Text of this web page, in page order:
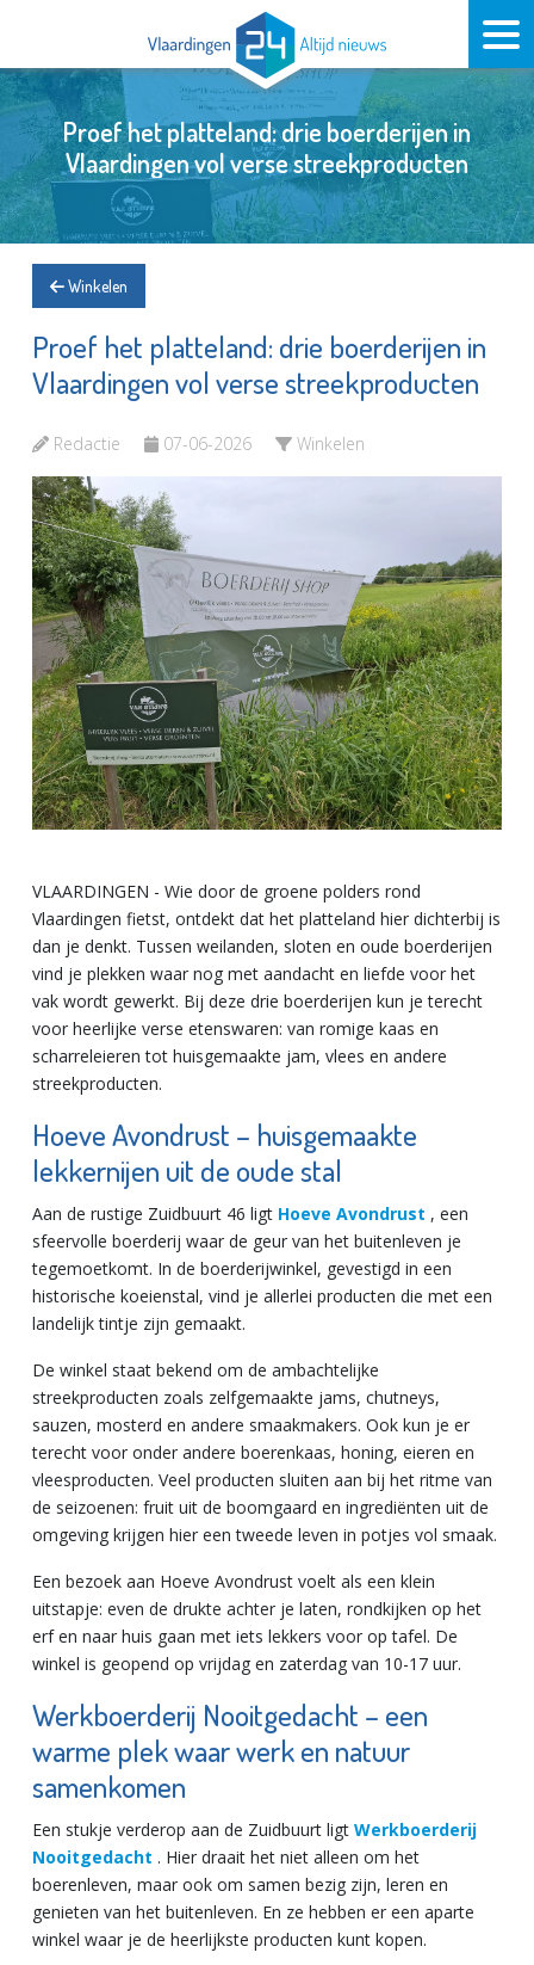
Proef het platteland: drie boerderijen in
Vlaardingen vol verse streekproducten
Winkelen
Proef het platteland: drie boerderijen in
Vlaardingen vol verse streekproducten
Redactie 07-06-2026 Winkelen
VLAARDINGEN - Wie door de groene polders rond
Vlaardingen fietst, ontdekt dat het platteland hier dichterbij is
dan je denkt. Tussen weilanden, sloten en oude boerderijen
vind je plekken waar nog met aandacht en liefde voor het
vak wordt gewerkt. Bij deze drie boerderijen kun je terecht
voor heerlijke verse etenswaren: van romige kaas en
scharreleieren tot huisgemaakte jam, vlees en andere
streekproducten.
Hoeve Avondrust – huisgemaakte
lekkernijen uit de oude stal
Aan de rustige Zuidbuurt 46 ligt Hoeve Avondrust , een
sfeervolle boerderij waar de geur van het buitenleven je
tegemoetkomt. In de boerderijwinkel, gevestigd in een
historische koeienstal, vind je allerlei producten die met een
landelijk tintje zijn gemaakt.
De winkel staat bekend om de ambachtelijke
streekproducten zoals zelfgemaakte jams, chutneys,
sauzen, mosterd en andere smaakmakers. Ook kun je er
terecht voor onder andere boerenkaas, honing, eieren en
vleesproducten. Veel producten sluiten aan bij het ritme van
de seizoenen: fruit uit de boomgaard en ingrediënten uit de
omgeving krijgen hier een tweede leven in potjes vol smaak.
Een bezoek aan Hoeve Avondrust voelt als een klein
uitstapje: even de drukte achter je laten, rondkijken op het
erf en naar huis gaan met iets lekkers voor op tafel. De
winkel is geopend op vrijdag en zaterdag van 10-17 uur.
Werkboerderij Nooitgedacht – een
warme plek waar werk en natuur
samenkomen
Een stukje verderop aan de Zuidbuurt ligt Werkboerderij
Nooitgedacht . Hier draait het niet alleen om het
boerenleven, maar ook om samen bezig zijn, leren en
genieten van het buitenleven. En ze hebben er een aparte
winkel waar je de heerlijkste producten kunt kopen.